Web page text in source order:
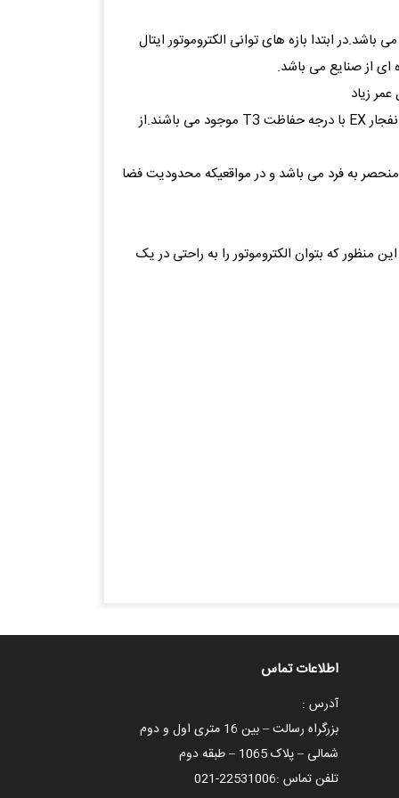
ابتدا بازه های توانی الکتروموتور ایتال
زیاد
* الکتروموتورهای ایتال موتورز در تیپها و دورهای مختلف از قبیل ؛ کلاچ دار، رله، شافت بلند، ترمزدار، هالوشافت، تخت(Flat) و ضد انفجار EX با درجه حفاظت T3 موجود می باشند.از
مختلف موجود است .این ویژگی بسیار منحصر به فرد می باشد و در مواقعیکه محدودیت فضا
که بتوان الکتروموتور را به راحتی در یک
اطلاعات تماس
آدرس :
بزرگراه رسالت – بین 16 متری اول و دوم
شمالی – پلاک 1065 – طبقه دوم
تلفن تماس :021-22531006